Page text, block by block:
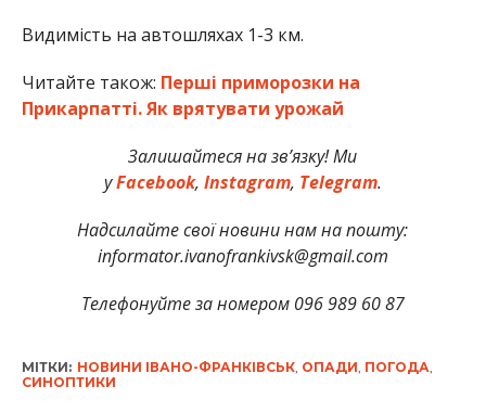
Видимість на автошляхах 1-3 км.
Читайте також: Перші приморозки на
Прикарпатті. Як врятувати урожай
Залишайтеся на зв’язку! Ми
уFacebook, Instagram, Telegram.
Надсилайте свої новини нам на пошту:
informator.ivanofrankivsk@gmail.com
Телефонуйте за номером 096 989 60 87
МІТКИ: НОВИНИ ІВАНО-ФРАНКІВСЬК, ОПАДИ ПОГОДА
СИНОПТИКИ